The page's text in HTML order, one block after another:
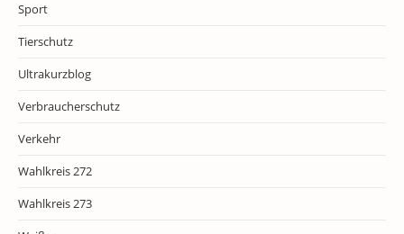
Sport
Tierschutz
Ultrakurzblog
Verbraucherschutz
Verkehr
Wahlkreis 272
Wahlkreis 273